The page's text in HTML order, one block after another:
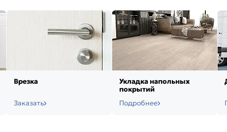
Врезка
Заказать
Укладка напольных
покрытий
Подробнее